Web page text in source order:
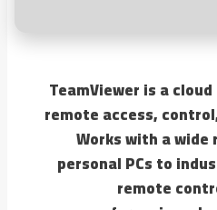
TeamViewer is a
remote access,
Works with a
personal PCs to
remote